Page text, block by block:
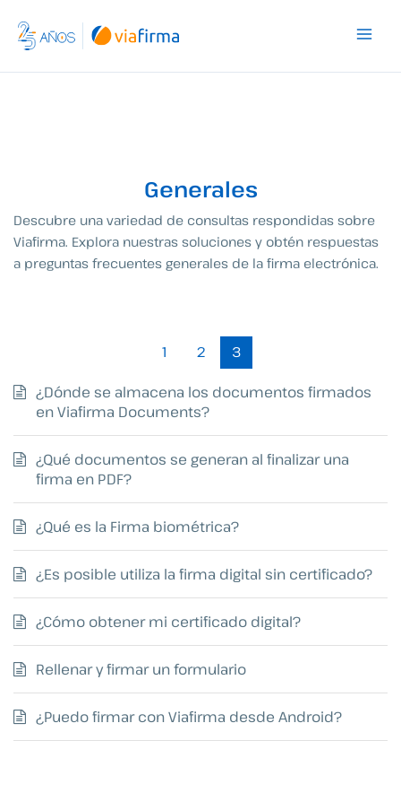
contenido
Generales
Descubre una variedad de consultas respondidas sobre
Viafirma. Explora nuestras soluciones y obtén respuestas
a preguntas frecuentes generales de la firma electrónica.
1 2 3
¿Dónde se almacena los documentos firmados
en Viafirma Documents?
¿Qué documentos se generan al finalizar una
firma en PDF?
¿Qué es la Firma biométrica?
¿Es posible utiliza la firma digital sin certificado?
¿Cómo obtener mi certificado digital?
Rellenar y firmar un formulario
¿Puedo firmar con Viafirma desde Android?